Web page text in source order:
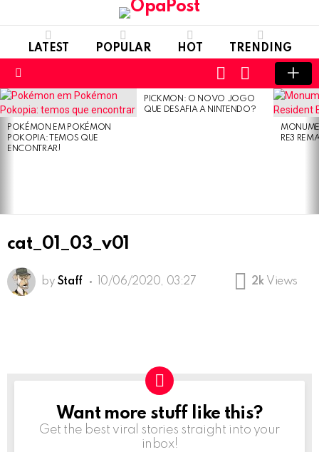
LATEST POPULAR HOT TRENDING
SWITCH
SKIN
LOGIN
LATEST
STORIES
POKÉMON EM POKÉMON
POKOPIA: TEMOS QUE
ENCONTRAR!
PICKMON: O NOVO JOGO
QUE DESAFIA A NINTENDO?
RE3
cat_01_03_v01
by Staff 10/06/2020, 03:27 2k Views
NEWSLETTER
Want more stuff like this?
Get the best viral stories straight into your
inbox!